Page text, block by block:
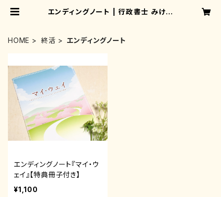
エンディングノート | 行政書士 みけね
HOME 終活 エンディングノート
エンディングノート『マイ・ウ
ェイ』【特典冊子付き】
¥1,100